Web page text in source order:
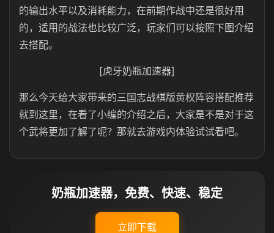
的输出水平以及消耗能力，在前期作战中还是很好用
的，适用的战法也比较广泛，玩家们可以按照下图介绍
去搭配。
[虎牙奶瓶加速器]
那么今天给大家带来的三国志战棋版黄权阵容搭配推荐
就到这里，在看了小编的介绍之后，大家是不是对于这
个武将更加了解了呢？那就去游戏内体验试试看吧。
奶瓶加速器，免费、快速、稳定
立即下载